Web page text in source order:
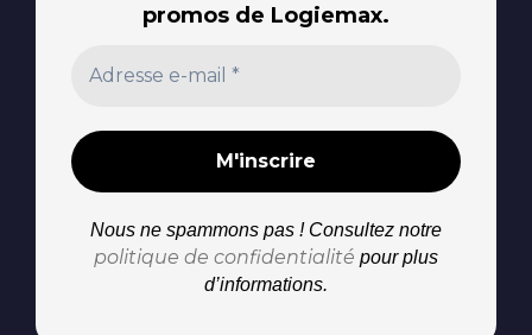
promos de Logiemax.
Nous ne spammons pas ! Consultez notre
politique de confidentialité pour plus
d’informations.